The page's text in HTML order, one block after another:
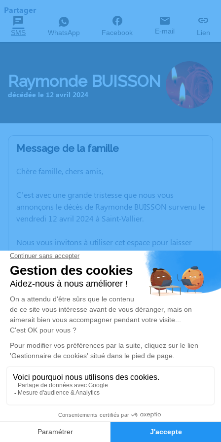
Faire-part Hommages
Partager
SMS WhatsApp Facebook E-mail Lien
Raymonde BUISSON
décédée le 12 avril 2024
Message de la famille
Chère famille, chers amis,
C’est avec une grande tristesse que nous vous
annonçons le décès de Raymonde BUISSON survenu le
vendredi 12 avril 2024 à Saint-Vallier.
Nous vous invitons à utiliser cet espace pour laisser
vos condoléances, partager des photos souvenirs, une
anecdote ou exprimer vos pensées à travers des
poèmes ou des textes. Cet endroit est un lieu
d'expression dédié à honorer la mémoire de
Raymonde BUISSON.
Un service de plantation d’arbre hommage est
disponible ici.
Je rends hommage
Crémation
Chemin des Charmilles
38270 Beaurepaire